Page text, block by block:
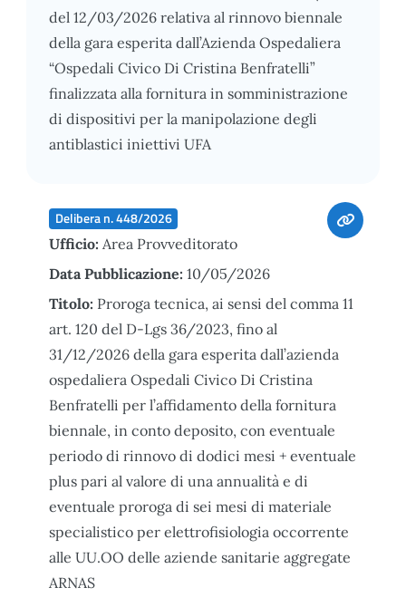
del 12/03/2026 relativa al rinnovo biennale
della gara esperita dall’Azienda Ospedaliera
“Ospedali Civico Di Cristina Benfratelli”
finalizzata alla fornitura in somministrazione
di dispositivi per la manipolazione degli
antiblastici iniettivi UFA
Delibera n. 448/2026
Ufficio: Area Provveditorato
Data Pubblicazione: 10/05/2026
Titolo: Proroga tecnica, ai sensi del comma 11
art. 120 del D-Lgs 36/2023, fino al
31/12/2026 della gara esperita dall’azienda
ospedaliera Ospedali Civico Di Cristina
Benfratelli per l’affidamento della fornitura
biennale, in conto deposito, con eventuale
periodo di rinnovo di dodici mesi + eventuale
plus pari al valore di una annualità e di
eventuale proroga di sei mesi di materiale
specialistico per elettrofisiologia occorrente
alle UU.OO delle aziende sanitarie aggregate
ARNAS